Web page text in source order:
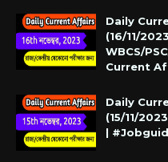
Daily
(16/11/
WBCS/
Current
Daily
(15/11/
|